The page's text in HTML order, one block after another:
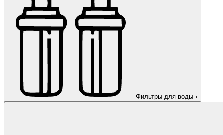
Фильтры для воды ›